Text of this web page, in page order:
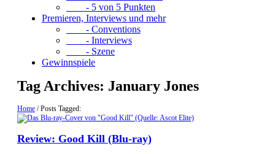
- 5 von 5 Punkten
Premieren, Interviews und mehr
- Conventions
- Interviews
- Szene
Gewinnspiele
Tag Archives: January Jones
Home /Posts Tagged:
Review: Good Kill (Blu-ray)